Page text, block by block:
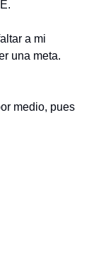
a mi
una meta.
medio, pues